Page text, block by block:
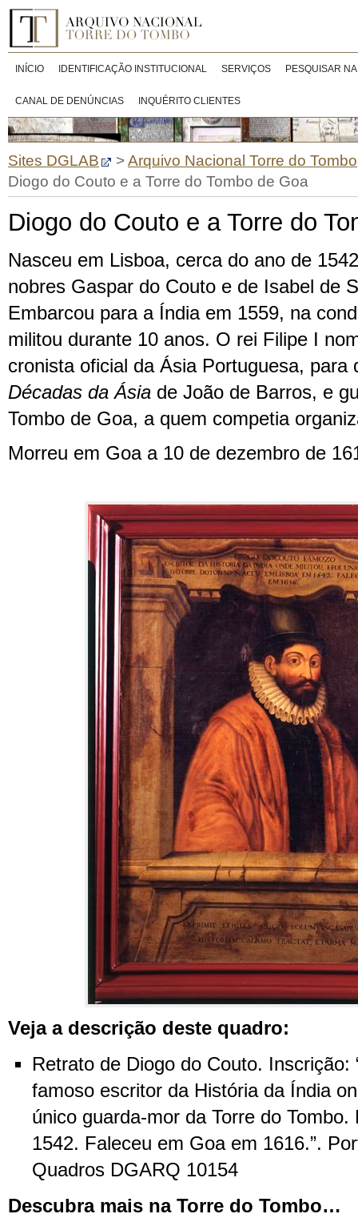
INÍCIO IDENTIFICAÇÃO INSTITUCIONAL SERVIÇOS PESQUISAR
CANAL DE DENÚNCIAS INQUÉRITO CLIENTES
Sites DGLAB >Arquivo Nacional Torre do Tombo
Diogo do Couto e a Torre do Tombo de Goa
Diogo do Couto e a Torre do
Nasceu em Lisboa, cerca do ano de
nobres Gaspar do Couto e de Isabel de
Embarcou para a Índia em 1559, na
militou durante 10 anos. O rei Filipe I
cronista oficial da Ásia Portuguesa, para
Décadas da Ásia de João de Barros, e
Tombo de Goa, a quem competia
Morreu em Goa a 10 de dezembro de
Veja a descrição deste quadro:
Retrato de Diogo do Couto. Inscrição:
famoso escritor da História da Índia
único guarda-mor da Torre do
1542. Faleceu em Goa em 1616.”.
Quadros DGARQ 10154
Descubra mais na Torre do Tombo…